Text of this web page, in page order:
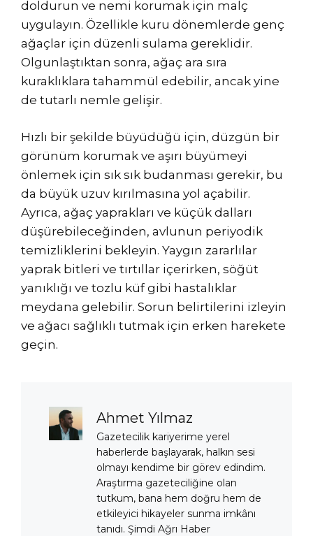
doldurun ve nemi korumak için malç
uygulayın. Özellikle kuru dönemlerde genç
ağaçlar için düzenli sulama gereklidir.
Olgunlaştıktan sonra, ağaç ara sıra
kuraklıklara tahammül edebilir, ancak yine
de tutarlı nemle gelişir.
Hızlı bir şekilde büyüdüğü için, düzgün bir
görünüm korumak ve aşırı büyümeyi
önlemek için sık sık budanması gerekir, bu
da büyük uzuv kırılmasına yol açabilir.
Ayrıca, ağaç yaprakları ve küçük dalları
düşürebileceğinden, avlunun periyodik
temizliklerini bekleyin. Yaygın zararlılar
yaprak bitleri ve tırtıllar içerirken, söğüt
yanıklığı ve tozlu küf gibi hastalıklar
meydana gelebilir. Sorun belirtilerini izleyin
ve ağacı sağlıklı tutmak için erken harekete
geçin.
Ahmet Yılmaz
Gazetecilik kariyerime yerel
haberlerde başlayarak, halkın sesi
olmayı kendime bir görev edindim.
Araştırma gazeteciliğine olan
tutkum, bana hem doğru hem de
etkileyici hikayeler sunma imkânı
tanıdı. Şimdi Ağrı Haber